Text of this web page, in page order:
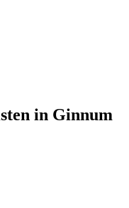
in Ginnum